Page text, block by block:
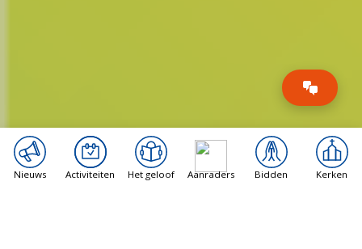
Nieuws Activiteiten Het geloof Aanraders Bidden Kerken